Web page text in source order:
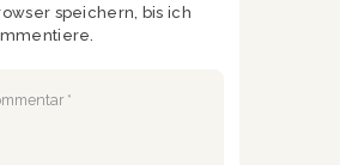
speichern, bis ich